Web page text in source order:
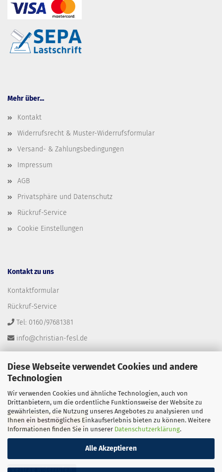
Diese Webseite verwendet Cookies und andere
Technologien
Wir verwenden Cookies und ähnliche Technologien, auch von
Drittanbietern, um die ordentliche Funktionsweise der Website zu
gewährleisten, die Nutzung unseres Angebotes zu analysieren und
Ihnen ein bestmögliches Einkaufserlebnis bieten zu können. Weitere
Informationen finden Sie in unserer Datenschutzerklärung.
Alle Akzeptieren
Mehr über...
Kontakt
Widerrufsrecht & Muster-Widerrufsformular
Versand- & Zahlungsbedingungen
Impressum
AGB
Privatsphäre und Datenschutz
Rückruf-Service
Cookie Einstellungen
Kontakt zu uns
Kontaktformular
Rückruf-Service
Tel: 0160/97681381
info@christian-fesl.de
Versandpartner
Vertrag widerrufen